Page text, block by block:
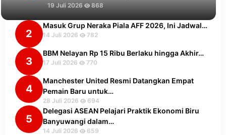
19 Juli 2026 868
2
Masuk Grup Neraka Piala AFF 2026, Ini Jadwal…
14 Juli 2026 782
3
BBM Nelayan Rp 15 Ribu Berlaku hingga Akhir…
17 Juli 2026 770
4
Manchester United Resmi Datangkan Empat
Pemain Baru untuk…
28 Juli 2026 694
5
Delegasi ASEAN Pelajari Praktik Ekonomi Biru
Banyuwangi dalam…
14 Juli 2026 659